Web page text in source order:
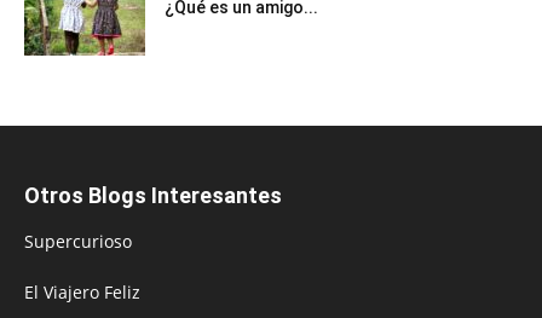
¿Qué es un amigo...
Otros Blogs Interesantes
Supercurioso
El Viajero Feliz